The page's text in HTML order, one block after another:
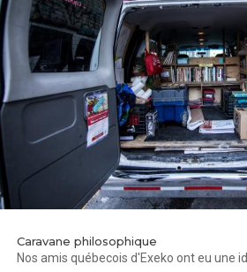
Caravane philosophique
Nos amis québecois d'Exeko ont eu une